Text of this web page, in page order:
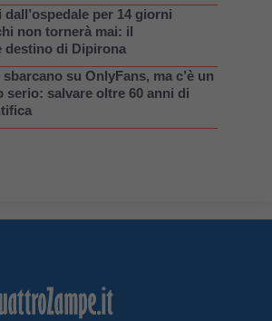
per 14 giorni
non tornerà mai: il
destino di Dipirona
su OnlyFans, ma c’è un
serio: salvare oltre 60 anni di